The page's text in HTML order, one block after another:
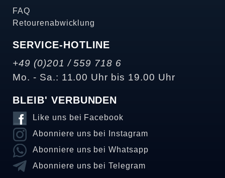
FAQ
Retourenabwicklung
SERVICE-HOTLINE
+49 (0)201 / 559 718 6
Mo. - Sa.: 11.00 Uhr bis 19.00 Uhr
BLEIB' VERBUNDEN
Like uns bei Facebook
Abonniere uns bei Instagram
Abonniere uns bei Whatsapp
Abonniere uns bei Telegram